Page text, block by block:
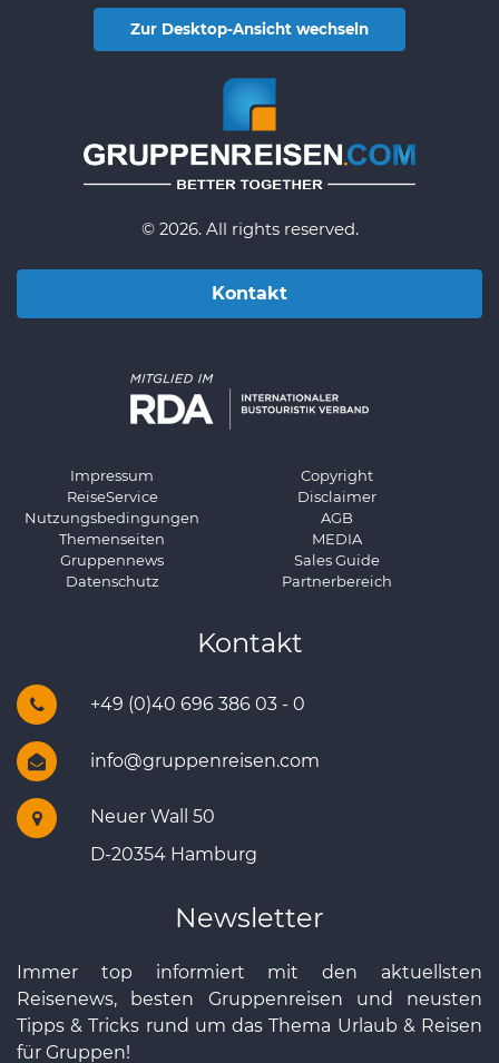
Zur Desktop-Ansicht wechseln
© 2026. All rights reserved.
Kontakt
Impressum
ReiseService
Nutzungsbedingungen
Themenseiten
Gruppennews
Datenschutz
Copyright
Disclaimer
AGB
MEDIA
Sales Guide
Partnerbereich
Kontakt
+49 (0)40 696 386 03 - 0
info@gruppenreisen.com
Neuer Wall 50
D-20354 Hamburg
Newsletter
Immer top informiert mit den aktuellsten
Reisenews, besten Gruppenreisen und neusten
Tipps & Tricks rund um das Thema Urlaub & Reisen
für Gruppen!